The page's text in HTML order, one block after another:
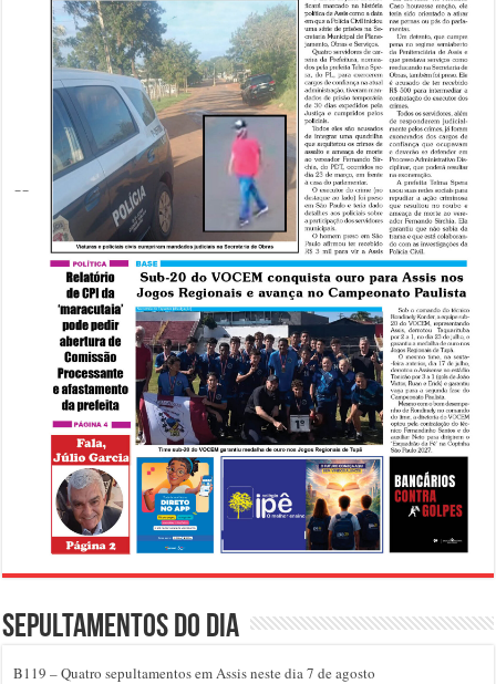
Sepultamentos do dia
B119 – Quatro sepultamentos em Assis neste dia 7 de agosto